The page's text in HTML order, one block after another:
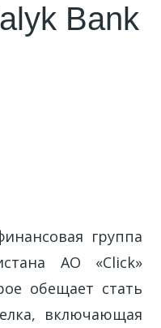
Bank
группа
АО «Click»
обещает стать
включающая